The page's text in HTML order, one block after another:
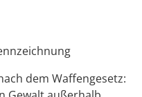
dem Waffengesetz: